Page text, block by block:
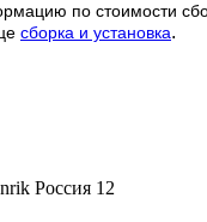
по стоимости
сборка и установка.
Россия 12